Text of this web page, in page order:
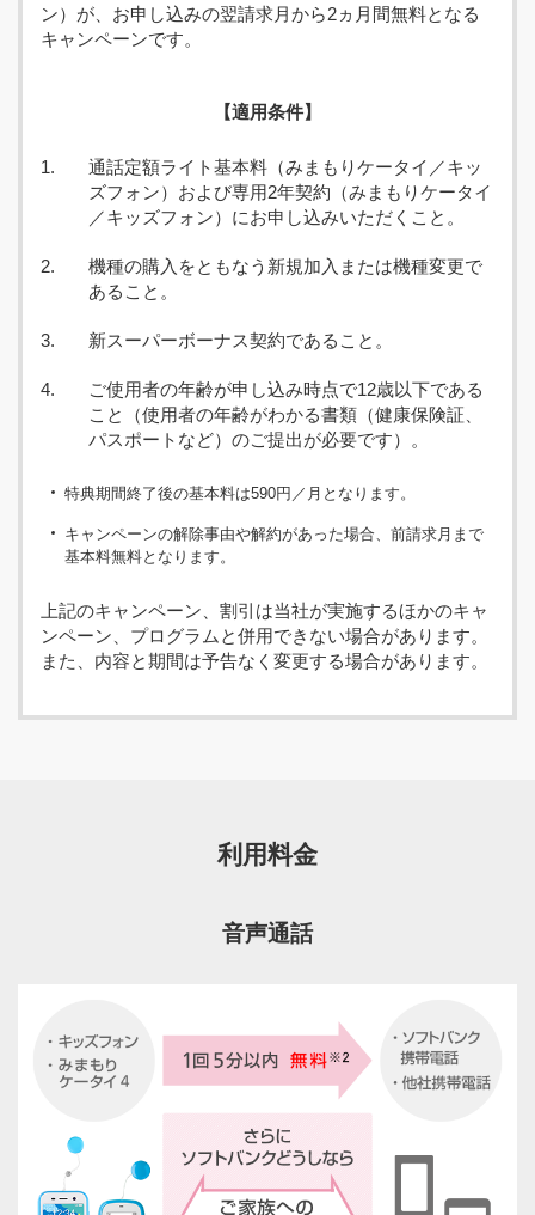
ン）が、お申し込みの翌請求月から2ヵ月間無料となる
キャンペーンです。
【適用条件】
通話定額ライト基本料（みまもりケータイ／キッ
ズフォン）および専用2年契約（みまもりケータイ
／キッズフォン）にお申し込みいただくこと。
機種の購入をともなう新規加入または機種変更で
あること。
新スーパーボーナス契約であること。
ご使用者の年齢が申し込み時点で12歳以下である
こと（使用者の年齢がわかる書類（健康保険証、
パスポートなど）のご提出が必要です）。
特典期間終了後の基本料は590円／月となります。
キャンペーンの解除事由や解約があった場合、前請求月まで
基本料無料となります。
上記のキャンペーン、割引は当社が実施するほかのキャ
ンペーン、プログラムと併用できない場合があります。
また、内容と期間は予告なく変更する場合があります。
利用料金
音声通話